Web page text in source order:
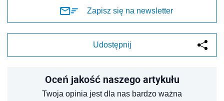
Zapisz się na newsletter
Udostępnij
Oceń jakość naszego artykułu
Twoja opinia jest dla nas bardzo ważna